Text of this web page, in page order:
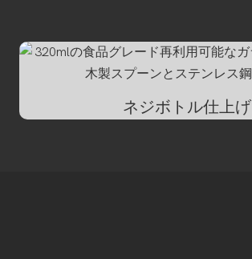
ネジボトル仕上げ